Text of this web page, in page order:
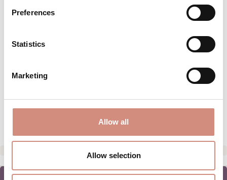
Preferences
Statistics
Marketing
Allow all
Allow selection
von mamalila bietet dir unsere Cosy
BEWERTUNGEN
HERSTELLERANGABEN